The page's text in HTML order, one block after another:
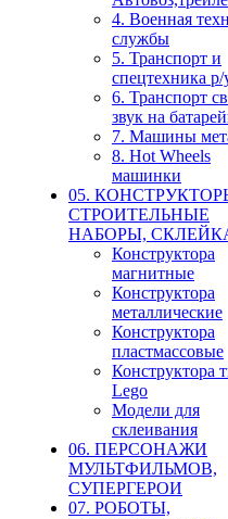
4. Военная
службы
5. Транспорт и
спецтехника р/
6. Транспорт
звук на
7. Машины
8. Hot Wheels
машинки
05.
СТРОИТЕЛЬНЫЕ
НАБОРЫ,
Конструктора
магнитные
Конструктора
металлические
Конструктора
пластмассовые
Конструктора
Lego
Модели для
склеивания
06. ПЕРСОНАЖИ
МУЛЬТФИЛЬМОВ,
СУПЕРГЕРОИ
07. РОБОТЫ,